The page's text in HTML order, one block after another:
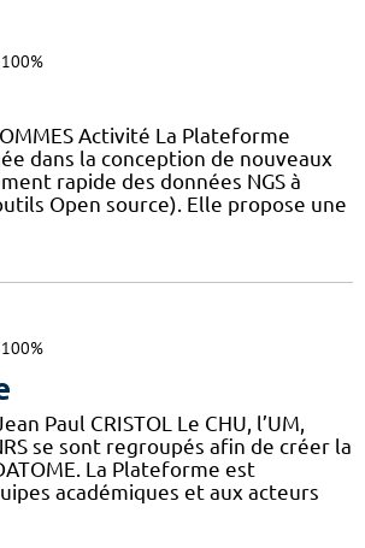
100%
Activité La Plateforme
dans la conception de nouveaux
rapide des données NGS à
Open source). Elle propose une
100%
Paul CRISTOL Le CHU, l’UM,
se sont regroupés afin de créer la
La Plateforme est
académiques et aux acteurs